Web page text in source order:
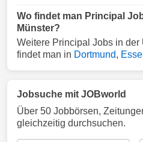
Wo findet man Principal
Münster?
Weitere Principal Jobs in der
findet man in Dortmund,
Jobsuche mit JOBworld
Über 50 Jobbörsen,
gleichzeitig durchsuchen.